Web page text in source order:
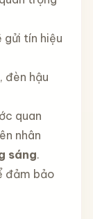
gửi tín hiệu
đèn hậu
quan
nhân
sáng.
đảm bảo